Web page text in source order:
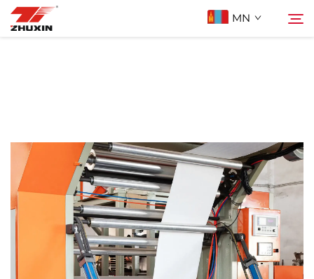
MN
Компани
Мэдээ
Холбоо Барих